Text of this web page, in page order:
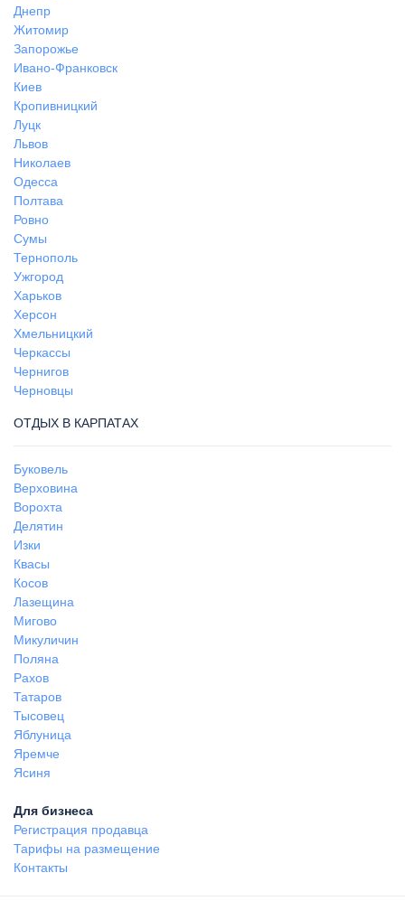
Днепр
Житомир
Запорожье
Ивано-Франковск
Киев
Кропивницкий
Луцк
Львов
Николаев
Одесса
Полтава
Ровно
Сумы
Тернополь
Ужгород
Харьков
Херсон
Хмельницкий
Черкассы
Чернигов
Черновцы
ОТДЫХ В КАРПАТАХ
Буковель
Верховина
Ворохта
Делятин
Изки
Квасы
Косов
Лазещина
Мигово
Микуличин
Поляна
Рахов
Татаров
Тысовец
Яблуница
Яремче
Ясиня
Для бизнеса
Регистрация продавца
Тарифы на размещение
Контакты